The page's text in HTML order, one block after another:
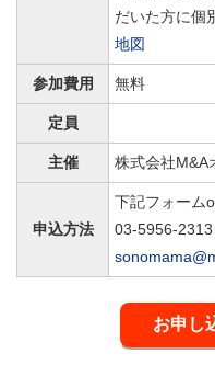
だいた方に個
地図
参加費用 無料
定員
主催 株式会社M&A
申込方法
下記フォーム
03-5956-